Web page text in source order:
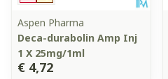
Aspen Pharma
Deca-durabolin Amp Inj
1 X 25mg/1ml
€ 4,72